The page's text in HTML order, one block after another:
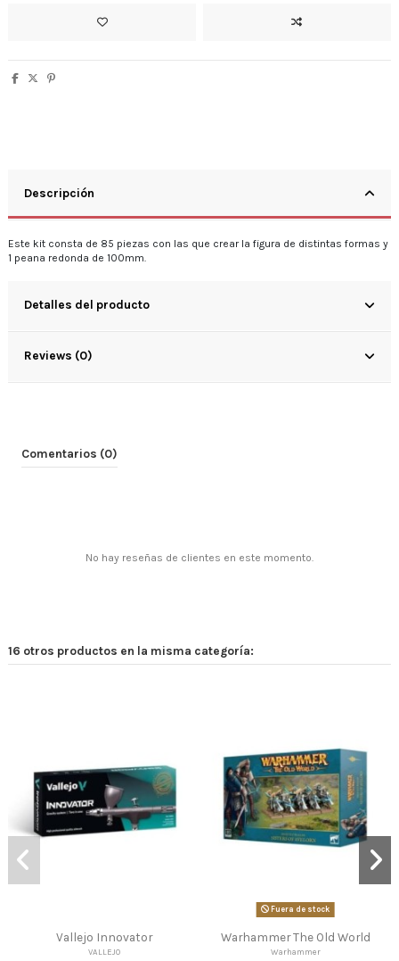
Descripción
Este kit consta de 85 piezas con las que crear la figura de distintas formas y
1 peana redonda de 100mm.
Detalles del producto
Reviews (0)
Comentarios (0)
No hay reseñas de clientes en este momento.
16 otros productos en la misma categoría:
Warhammer The Old World
Warhammer
Warhammer 40,000 Set
Introductorio